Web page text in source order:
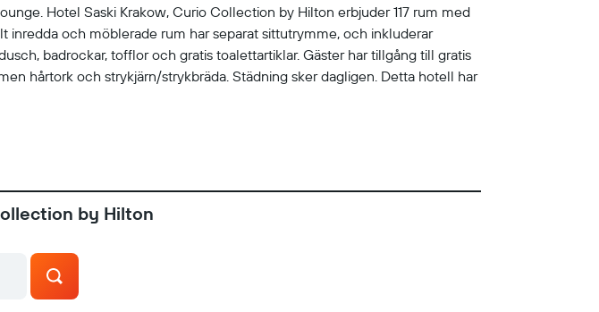
Hotel Saski Krakow, Curio Collection by Hilton erbjuder 117 rum med
inredda och möblerade rum har separat sittutrymme, och inkluderar
badrockar, tofflor och gratis toalettartiklar. Gäster har tillgång till gratis
hårtork och strykjärn/strykbräda. Städning sker dagligen. Detta hotell har
by Hilton